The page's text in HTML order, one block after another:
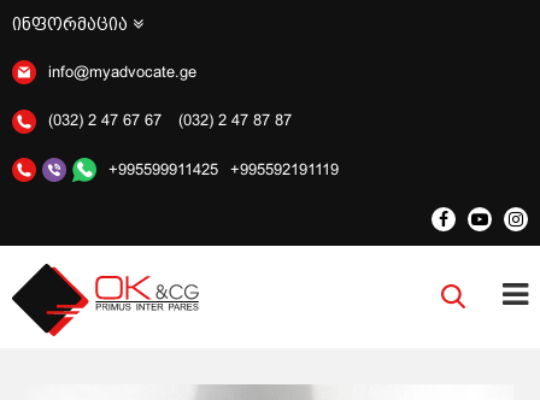
ინფორმაცია
info@myadvocate.ge
(032) 2 47 67 67 (032) 2 47 87 87
+995599911425 +995592191119